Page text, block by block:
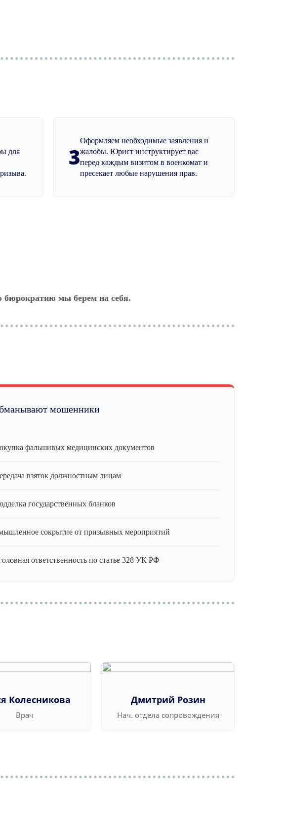
для
3
Оформляем необходимые заявления и
жалобы. Юрист инструктирует вас
перед каждым визитом в военкомат и
пресекает любые нарушения прав.
бюрократию мы берем на себя.
мошенники
фальшивых медицинских документов
взяток должностным лицам
государственных бланков
сокрытие от призывных мероприятий
ответственность по статье 328 УК РФ
Колесникова
Врач
Дмитрий Розин
Нач. отдела сопровождения